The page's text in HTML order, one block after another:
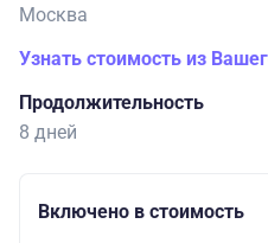
Москва
Узнать стоимость из
Продолжительность
8 дней
Включено в стоимость